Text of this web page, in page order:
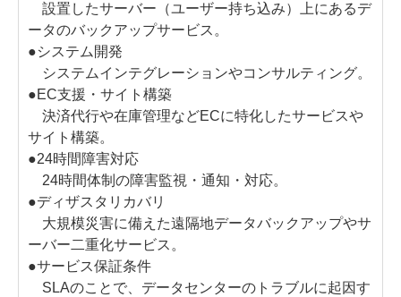
設置したサーバー（ユーザー持ち込み）上にあるデ
ータのバックアップサービス。
●システム開発
システムインテグレーションやコンサルティング。
●EC支援・サイト構築
決済代行や在庫管理などECに特化したサービスや
サイト構築。
●24時間障害対応
24時間体制の障害監視・通知・対応。
●ディザスタリカバリ
大規模災害に備えた遠隔地データバックアップやサ
ーバー二重化サービス。
●サービス保証条件
SLAのことで、データセンターのトラブルに起因す